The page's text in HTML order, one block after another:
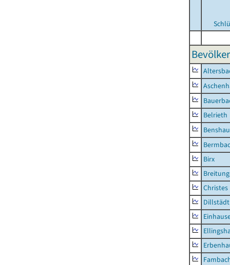
Belrieth
Birx
Christes
Dillstädt